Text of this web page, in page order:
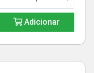
Adicionar